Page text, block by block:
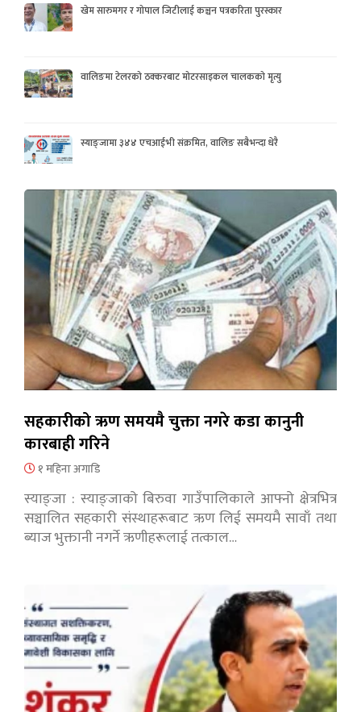
खेम सारुमगर र गोपाल जिटीलाई कञ्चन पत्रकरिता पुरस्कार
वालिङमा टेलरको ठक्करबाट मोटरसाइकल चालकको मृत्यु
स्याङ्जामा ३४४ एचआईभी संक्रमित, वालिङ सबैभन्दा धेरै
सहकारीको ऋण समयमै चुक्ता नगरे कडा कानुनी
कारबाही गरिने
१ महिना अगाडि
स्याङ्जा : स्याङ्जाको बिरुवा गाउँपालिकाले आफ्नो क्षेत्रभित्र
सञ्चालित सहकारी संस्थाहरूबाट ऋण लिई समयमै सावाँ तथा
ब्याज भुक्तानी नगर्ने ऋणीहरूलाई तत्काल…